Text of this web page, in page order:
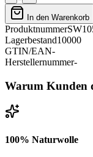
In den Warenkorb
Produktnummer
Lagerbestand10000
GTIN/EAN-
Herstellernummer-
Warum Kunden
100% Naturwolle